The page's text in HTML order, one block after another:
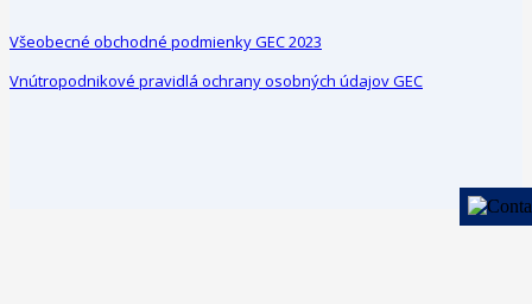
Všeobecné obchodné podmienky GEC 2023
Vnútropodnikové pravidlá ochrany osobných údajov GEC